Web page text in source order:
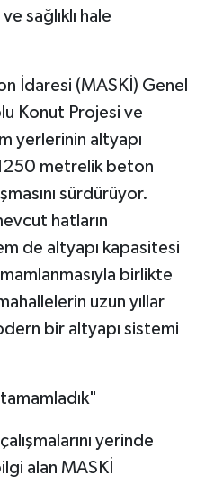
sağlıklı hale
İdaresi (MASKİ) Genel
Konut Projesi ve
yerlerinin altyapı
1250 metrelik beton
sürdürüyor.
hatların
de altyapı kapasitesi
birlikte
uzun yıllar
bir altyapı sistemi
yerinde
alan MASKİ